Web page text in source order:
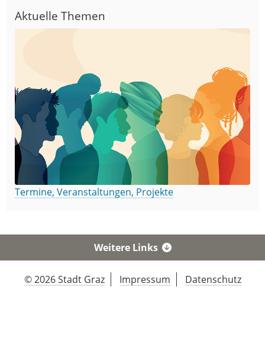
Aktuelle Themen
Termine, Veranstaltungen, Projekte
Weitere Links
© 2026 Stadt Graz Impressum Datenschutz